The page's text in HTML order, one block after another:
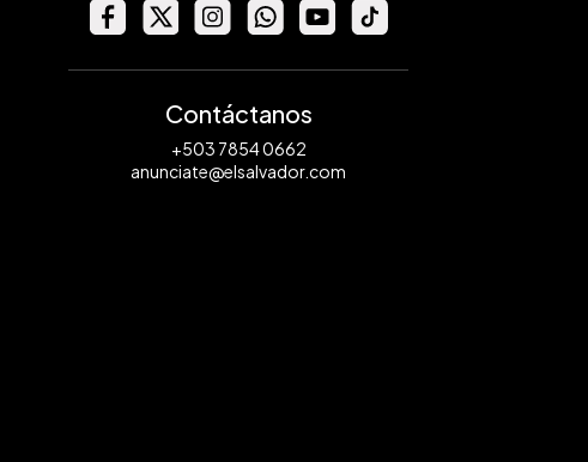
Contáctanos
+503 7854 0662
anunciate@elsalvador.com